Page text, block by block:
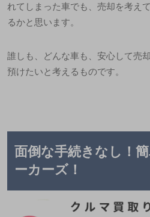
れてしまった車でも、売却を考え
るかと思います。
誰しも、どんな車も、安心して売
預けたいと考えるものです。
面倒な手続きなし！
ーカーズ！